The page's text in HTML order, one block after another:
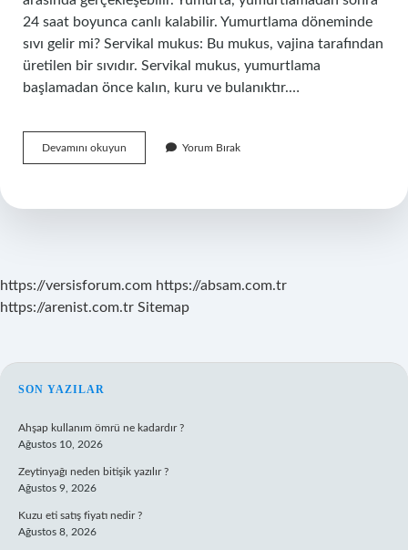
24 saat boyunca canlı kalabilir. Yumurtlama döneminde
sıvı gelir mi? Servikal mukus: Bu mukus, vajina tarafından
üretilen bir sıvıdır. Servikal mukus, yumurtlama
başlamadan önce kalın, kuru ve bulanıktır.…
Devamını okuyun Yumurtlama
Sıvısı
Sürer
Yorum Bırak
https://versisforum.com https://absam.com.tr
https://arenist.com.tr Sitemap
SIDEBAR
SON YAZILAR
Ahşap kullanım ömrü ne kadardır ?
Ağustos 10, 2026
Zeytinyağı neden bitişik yazılır ?
Ağustos 9, 2026
Kuzu eti satış fiyatı nedir ?
Ağustos 8, 2026